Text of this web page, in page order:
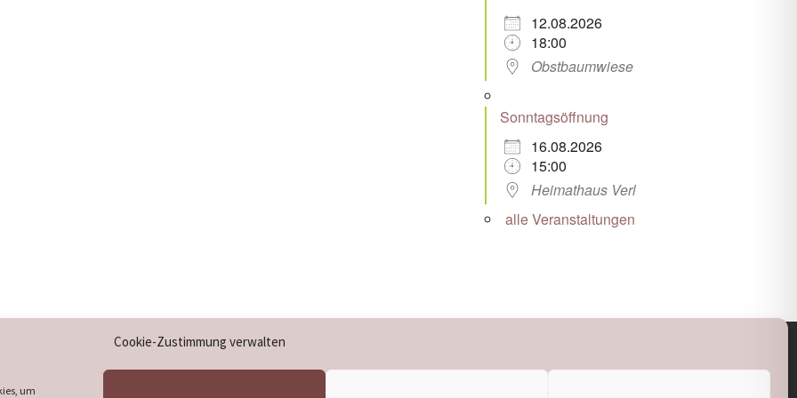
Cookie-Zustimmung verwalten
um
12.08.2026
18:00
Obstbaumwiese
Sonntagsöffnung
16.08.2026
15:00
Heimathaus Verl
alle Veranstaltungen